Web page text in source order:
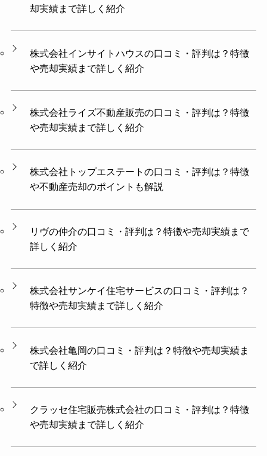
却実績まで詳しく紹介
株式会社インサイトハウスの口コミ・評判は？特徴
や売却実績まで詳しく紹介
株式会社ライズ不動産販売の口コミ・評判は？特徴
や売却実績まで詳しく紹介
株式会社トップエステートの口コミ・評判は？特徴
や不動産売却のポイントも解説
リヴの仲介の口コミ・評判は？特徴や売却実績まで
詳しく紹介
株式会社サンケイ住宅サービスの口コミ・評判は？
特徴や売却実績まで詳しく紹介
株式会社亀岡の口コミ・評判は？特徴や売却実績ま
で詳しく紹介
クラッセ住宅販売株式会社の口コミ・評判は？特徴
や売却実績まで詳しく紹介